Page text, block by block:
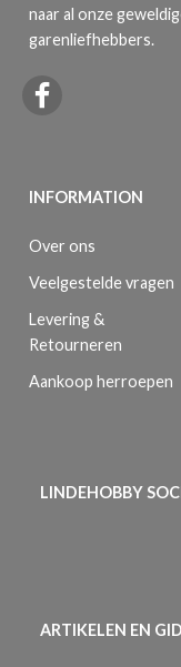
naar al onze
garenliefhebbers.
INFORMATION
Over ons
Veelgestelde vragen
Levering &
Retourneren
Aankoop herroepen
LINDEHOBBY
ARTIKELEN EN